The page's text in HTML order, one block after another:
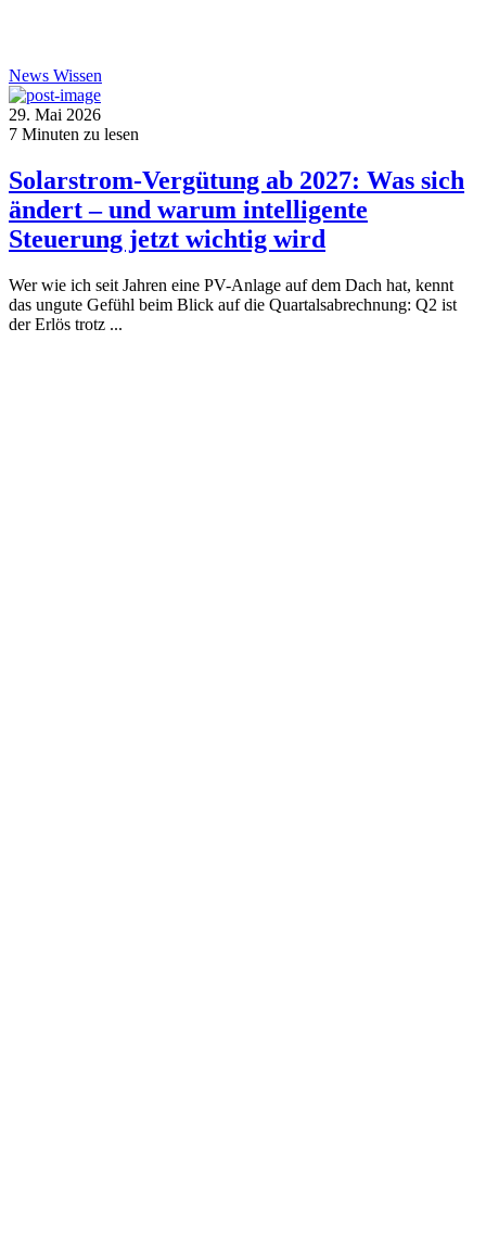
News Wissen
29. Mai 2026
7 Minuten zu lesen
Solarstrom-Vergütung ab 2027: Was sich
ändert – und warum intelligente
Steuerung jetzt wichtig wird
Wer wie ich seit Jahren eine PV-Anlage auf dem Dach hat, kennt
das ungute Gefühl beim Blick auf die Quartalsabrechnung: Q2 ist
der Erlös trotz ...